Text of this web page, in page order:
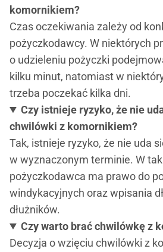
komornikiem?
Czas oczekiwania zależy od
pożyczkodawcy. W niektórych
o udzieleniu pożyczki
kilku minut, natomiast w
trzeba poczekać kilka dni.
Czy istnieje ryzyko, że nie
chwilówki z komornikiem?
Tak, istnieje ryzyko, że nie uda
w wyznaczonym terminie. W
pożyczkodawca ma prawo do
windykacyjnych oraz wpisania
dłużników.
Czy warto brać chwilówkę z
Decyzja o wzięciu chwilówki z